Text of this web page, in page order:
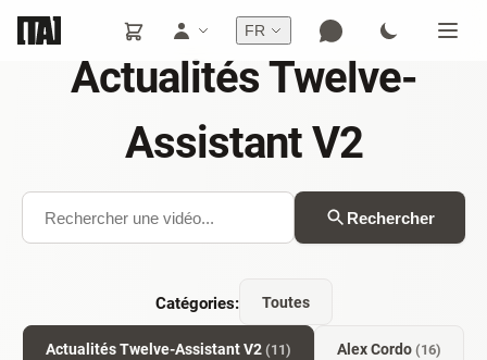
FR
Actualités Twelve-
Assistant V2
Rechercher
Catégories: Toutes
Actualités Twelve-Assistant V2(11) Alex Cordo(16)